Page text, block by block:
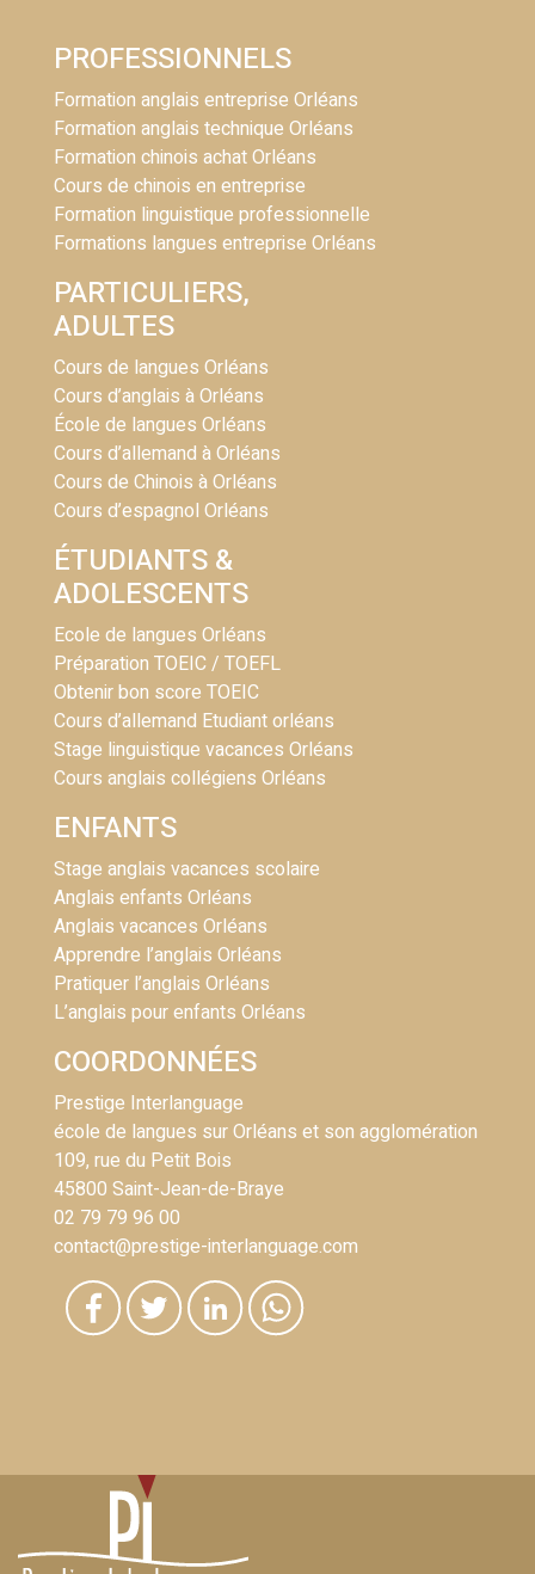
PROFESSIONNELS
Formation anglais entreprise Orléans
Formation anglais technique Orléans
Formation chinois achat Orléans
Cours de chinois en entreprise
Formation linguistique professionnelle
Formations langues entreprise Orléans
PARTICULIERS,
ADULTES
Cours de langues Orléans
Cours d’anglais à Orléans
École de langues Orléans
Cours d’allemand à Orléans
Cours de Chinois à Orléans
Cours d’espagnol Orléans
ÉTUDIANTS &
ADOLESCENTS
Ecole de langues Orléans
Préparation TOEIC / TOEFL
Obtenir bon score TOEIC
Cours d’allemand Etudiant orléans
Stage linguistique vacances Orléans
Cours anglais collégiens Orléans
ENFANTS
Stage anglais vacances scolaire
Anglais enfants Orléans
Anglais vacances Orléans
Apprendre l’anglais Orléans
Pratiquer l’anglais Orléans
L’anglais pour enfants Orléans
COORDONNÉES
Prestige Interlanguage
école de langues sur Orléans et son agglomération
109, rue du Petit Bois
45800 Saint-Jean-de-Braye
02 79 79 96 00
contact@prestige-interlanguage.com